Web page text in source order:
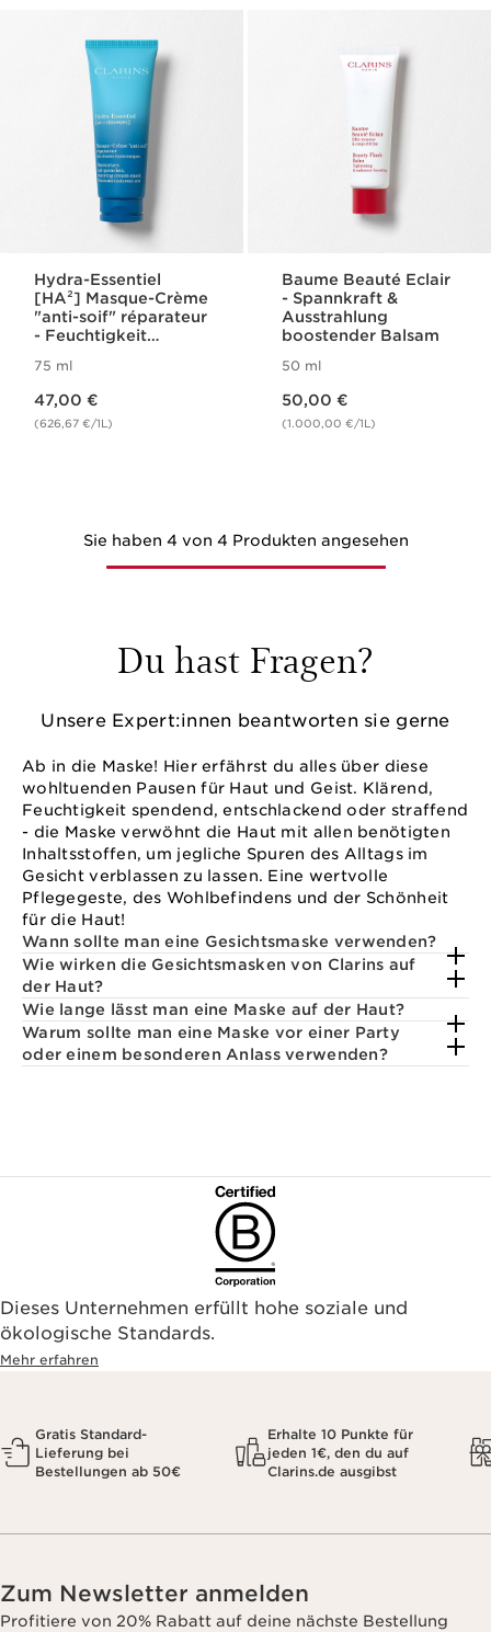
Hydra-Essentiel
[HA²] Masque-Crème
"anti-soif" réparateur
- Feuchtigkeit
stärkende Creme-
Maske
75 ml
47,00 €
(626,67 €/1L)
Baume Beauté Eclair
- Spannkraft &
Ausstrahlung
boostender Balsam
50 ml
50,00 €
(1.000,00 €/1L)
Sie haben 4 von 4 Produkten angesehen
Du hast Fragen?
Unsere Expert:innen beantworten sie gerne
Ab in die Maske! Hier erfährst du alles über diese
wohltuenden Pausen für Haut und Geist. Klärend,
Feuchtigkeit spendend, entschlackend oder straffend
- die Maske verwöhnt die Haut mit allen benötigten
Inhaltsstoffen, um jegliche Spuren des Alltags im
Gesicht verblassen zu lassen. Eine wertvolle
Pflegegeste, des Wohlbefindens und der Schönheit
für die Haut!
Wann sollte man eine Gesichtsmaske verwenden?
Wie wirken die Gesichtsmasken von Clarins auf
der Haut?
Wie lange lässt man eine Maske auf der Haut?
Warum sollte man eine Maske vor einer Party
oder einem besonderen Anlass verwenden?
Dieses Unternehmen erfüllt hohe soziale und
ökologische Standards.
Mehr erfahren
Gratis Standard-
Lieferung bei
Bestellungen ab 50€
Erhalte 10 Punkte für
jeden 1€, den du auf
Clarins.de ausgibst
Zum Newsletter anmelden
Profitiere von 20% Rabatt auf deine nächste Bestellung